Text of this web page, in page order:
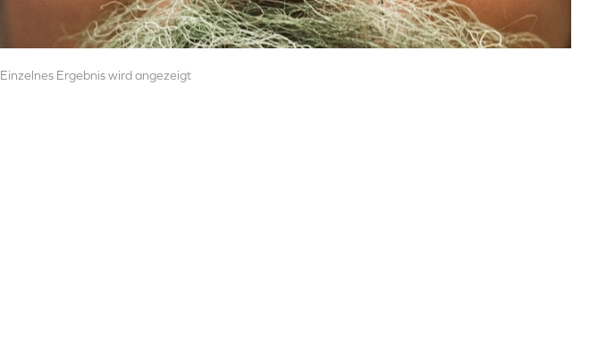
Einzelnes Ergebnis wird angezeigt